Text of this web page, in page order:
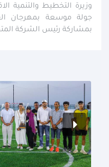
وزيرة التخطيط والتنمية
جولة موسعة بمهرجان
بمشاركة رئيس الشركة